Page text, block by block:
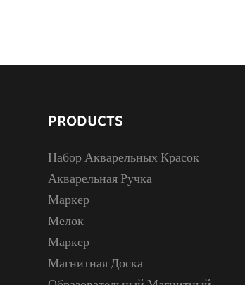
PRODUCTS
Набор Акварельных Красок
Акварельная Ручка
Маркер
Мелок
Маркер
Магнитная Доска